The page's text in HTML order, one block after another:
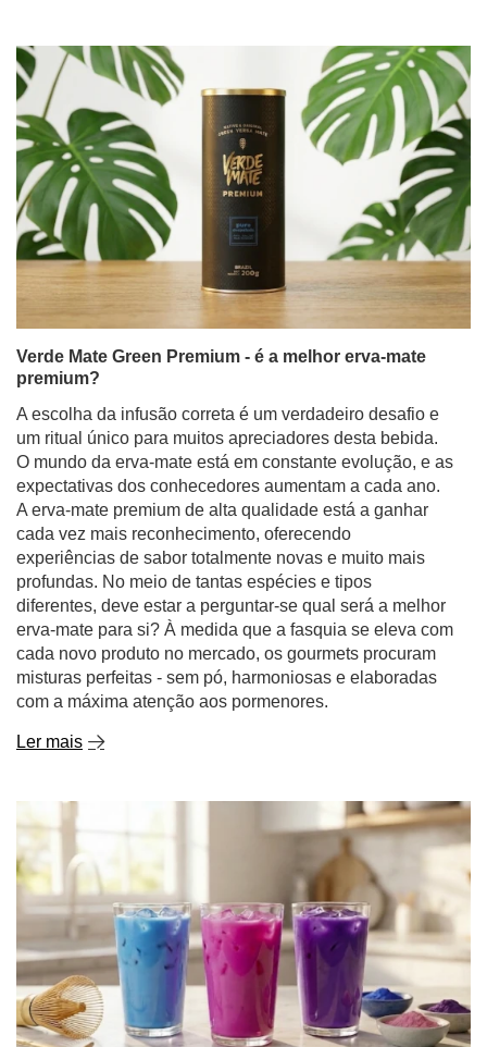
Verde Mate Green Premium - é a melhor erva-mate
premium?
A escolha da infusão correta é um verdadeiro desafio e
um ritual único para muitos apreciadores desta bebida.
O mundo da erva-mate está em constante evolução, e as
expectativas dos conhecedores aumentam a cada ano.
A erva-mate premium de alta qualidade está a ganhar
cada vez mais reconhecimento, oferecendo
experiências de sabor totalmente novas e muito mais
profundas. No meio de tantas espécies e tipos
diferentes, deve estar a perguntar-se qual será a melhor
erva-mate para si? À medida que a fasquia se eleva com
cada novo produto no mercado, os gourmets procuram
misturas perfeitas - sem pó, harmoniosas e elaboradas
com a máxima atenção aos pormenores.
Ler mais